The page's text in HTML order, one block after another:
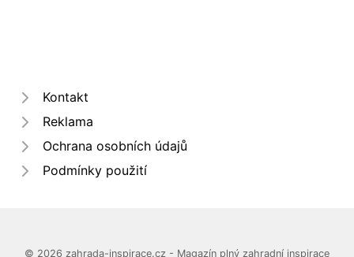
Kontakt
Reklama
Ochrana osobních údajů
Podmínky použití
© 2026 zahrada-inspirace.cz - Magazín plný zahradní inspirace